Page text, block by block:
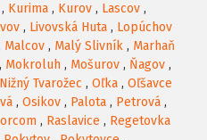
, Kurima , Kurov , Lascov ,
, Livovská Huta , Lopúchov
Malcov , Malý Slivník , Marhaň
, Mokroluh , Mošurov , Ňagov ,
Nižný Tvarožec , Oľka , Oľšavce
, Osikov , Palota , Petrová ,
, Raslavice , Regetovka